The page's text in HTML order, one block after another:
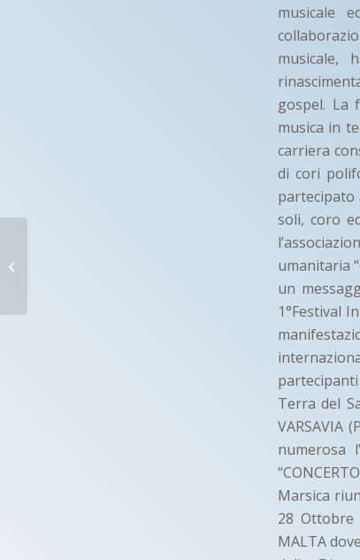
musicale
musicale,
gospel. La
musica in
carriera
di cori
partecipato
soli, coro
umanitaria
un
1°Festival
Terra del
VARSAVIA
numerosa
Marsica
28 Ottobre
MALTA